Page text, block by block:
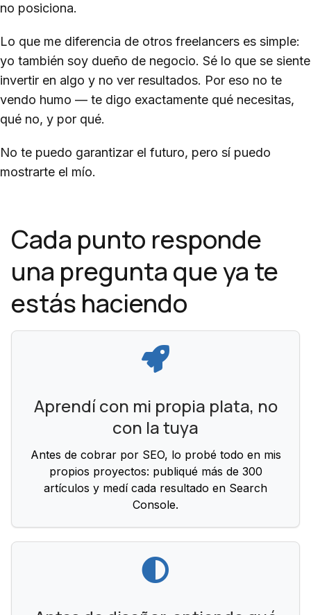
no posiciona.
Lo que me diferencia de otros freelancers es simple:
yo también soy dueño de negocio. Sé lo que se siente
invertir en algo y no ver resultados. Por eso no te
vendo humo — te digo exactamente qué necesitas,
qué no, y por qué.
No te puedo garantizar el futuro, pero sí puedo
mostrarte el mío.
Cada punto responde
una pregunta que ya te
estás haciendo
Aprendí con mi propia plata, no
con la tuya
Antes de cobrar por SEO, lo probé todo en mis
propios proyectos: publiqué más de 300
artículos y medí cada resultado en Search
Console.